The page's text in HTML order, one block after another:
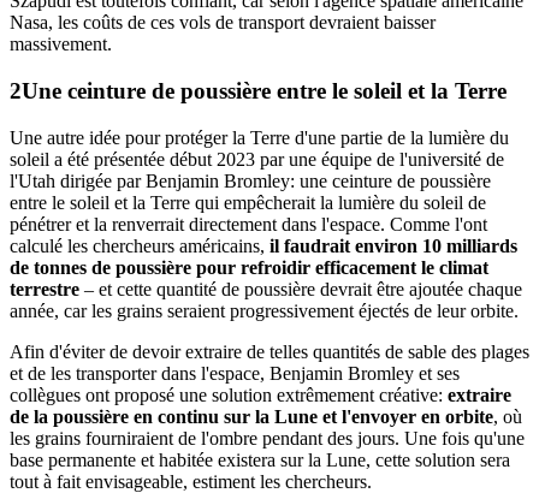
Nasa, les coûts de ces vols de transport devraient baisser
massivement.
Une ceinture de poussière entre le soleil et la Terre
Une autre idée pour protéger la Terre d'une partie de la lumière du
soleil a été présentée début 2023 par une équipe de l'université de
l'Utah dirigée par Benjamin Bromley: une ceinture de poussière
entre le soleil et la Terre qui empêcherait la lumière du soleil de
pénétrer et la renverrait directement dans l'espace. Comme l'ont
calculé les chercheurs américains, il faudrait environ 10 milliards
de tonnes de poussière pour refroidir efficacement le climat
terrestre – et cette quantité de poussière devrait être ajoutée chaque
année, car les grains seraient progressivement éjectés de leur orbite.
Afin d'éviter de devoir extraire de telles quantités de sable des plages
et de les transporter dans l'espace, Benjamin Bromley et ses
collègues ont proposé une solution extrêmement créative: extraire
de la poussière en continu sur la Lune et l'envoyer en orbite, où
les grains fourniraient de l'ombre pendant des jours. Une fois qu'une
base permanente et habitée existera sur la Lune, cette solution sera
tout à fait envisageable, estiment les chercheurs.